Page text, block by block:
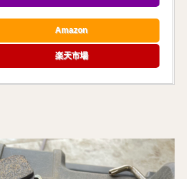
Amazon
楽天市場